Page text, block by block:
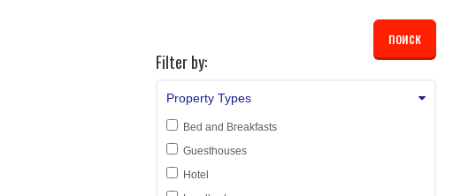
Filter by:
Property Types
Bed and Breakfasts
Guesthouses
Hotel